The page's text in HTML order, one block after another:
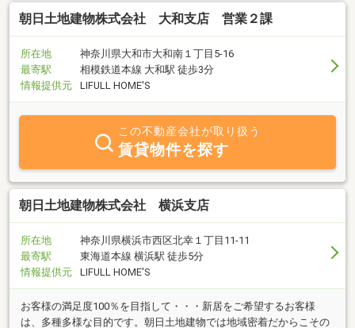
朝日土地建物株式会社 大和支店 営業２課
所在地
神奈川県大和市大和南１丁目5-16
最寄駅
相模鉄道本線 大和駅 徒歩3分
情報提供元
LIFULL HOME'S
この不動産会社が取り扱う
賃貸物件を探す
朝日土地建物株式会社 横浜支店
所在地
神奈川県横浜市西区北幸１丁目11-11
最寄駅
東海道本線 横浜駅 徒歩5分
情報提供元
LIFULL HOME'S
お客様の満足度100％を目指して・・・新居をご希望するお客様
は、多種多様な目的です。朝日土地建物では地域密着だからこその